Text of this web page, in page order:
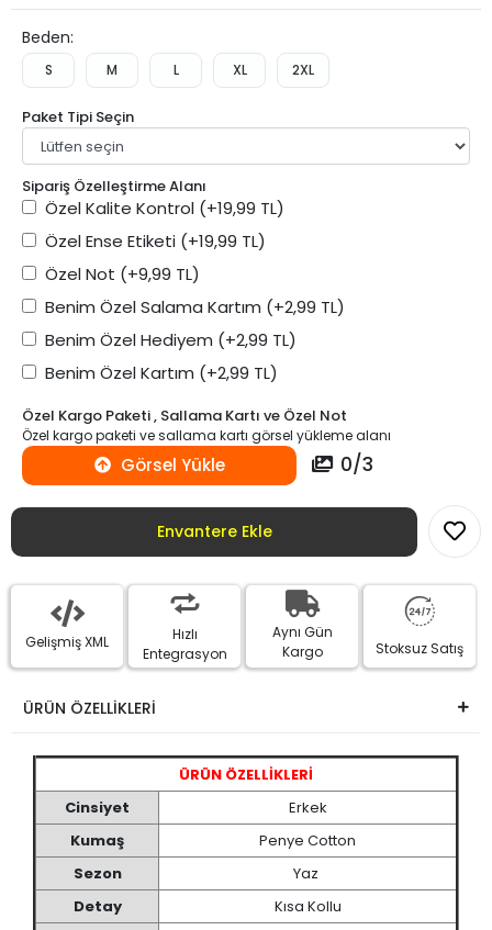
Beden:
S M L XL 2XL
Paket Tipi Seçin
Sipariş Özelleştirme Alanı
Özel Kalite Kontrol (+19,99 TL)
Özel Ense Etiketi (+19,99 TL)
Özel Not (+9,99 TL)
Benim Özel Salama Kartım (+2,99 TL)
Benim Özel Hediyem (+2,99 TL)
Benim Özel Kartım (+2,99 TL)
Özel Kargo Paketi , Sallama Kartı ve Özel Not
Özel kargo paketi ve sallama kartı görsel yükleme alanı
Görsel Yükle 0/3
Envantere Ekle
Gelişmiş XML
Hızlı
Entegrasyon
Aynı Gün
Kargo
Stoksuz Satış
ÜRÜN ÖZELLİKLERİ
ÜRÜN ÖZELLİKLERİ
Cinsiyet
Erkek
Kumaş
Penye Cotton
Sezon
Yaz
Detay
Kısa Kollu